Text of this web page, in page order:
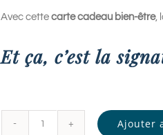
Avec cettecarte cadeau bien-être,
Et ça, c’est la
Ajouter